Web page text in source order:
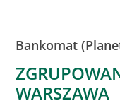
Bankomat
WARSZAWA